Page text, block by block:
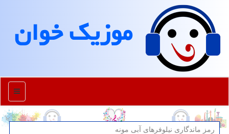
موزیك خوان
منو
رمز ماندگاری نیلوفرهای آبی مونه